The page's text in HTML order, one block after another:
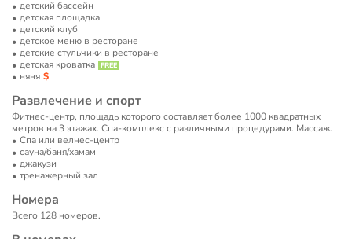
детский бассейн
детская площадка
детский клуб
детское меню в ресторане
детские стульчики в ресторане
детская кроватка
няня
Развлечение и спорт
Фитнес-центр, площадь которого составляет более 1000 квадратных
метров на 3 этажах. Спа-комплекс с различными процедурами. Массаж.
Спа или велнес-центр
сауна/баня/хамам
джакузи
тренажерный зал
Номера
Всего 128 номеров.